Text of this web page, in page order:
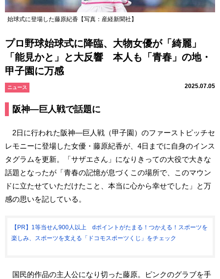
始球式に登場した藤原紀香【写真：産経新聞社】
プロ野球始球式に降臨、大物女優が「綺麗」
「能見かと」と大反響 本人も「青春」の地・
甲子園に万感
ニュース 2025.07.05
阪神―巨人戦で話題に
2日に行われた阪神―巨人戦（甲子園）のファーストピッチセ
レモニーに登場した女優・藤原紀香が、4日までに自身のインス
タグラムを更新。「サザエさん」になりきっての大役で大きな
話題となったが「青春の記憶が息づくこの場所で、このマウン
ドに立たせていただけたこと、本当に心から幸せでした」と万
感の思いを記している。
【PR】1等当せん900人以上 dポイントがたまる！つかえる！スポーツを
楽しみ、スポーツを支える「ドコモスポーツくじ」をチェック
国民的作品の主人公になり切った藤原。ピンクのグラブを手